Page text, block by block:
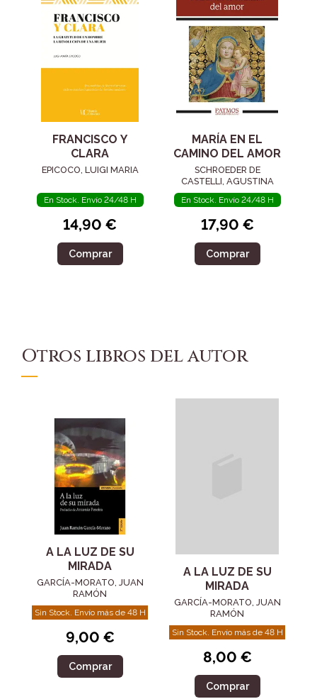
FRANCISCO Y
CLARA
EPICOCO, LUIGI MARIA
En Stock. Envío 24/48 H
14,90 €
Comprar
MARÍA EN EL
CAMINO DEL AMOR
SCHROEDER DE
CASTELLI, AGUSTINA
En Stock. Envío 24/48 H
17,90 €
Comprar
Otros libros del autor
A LA LUZ DE SU
MIRADA
GARCÍA-MORATO, JUAN
RAMÓN
Sin Stock. Envío más de 48 H
9,00 €
Comprar
A LA LUZ DE SU
MIRADA
GARCÍA-MORATO, JUAN
RAMÓN
Sin Stock. Envío más de 48 H
8,00 €
Comprar